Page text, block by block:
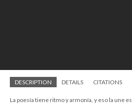
DESCRIPTION DETAILS CITATIONS
La poesía tiene ritmo y armonía, y eso la une